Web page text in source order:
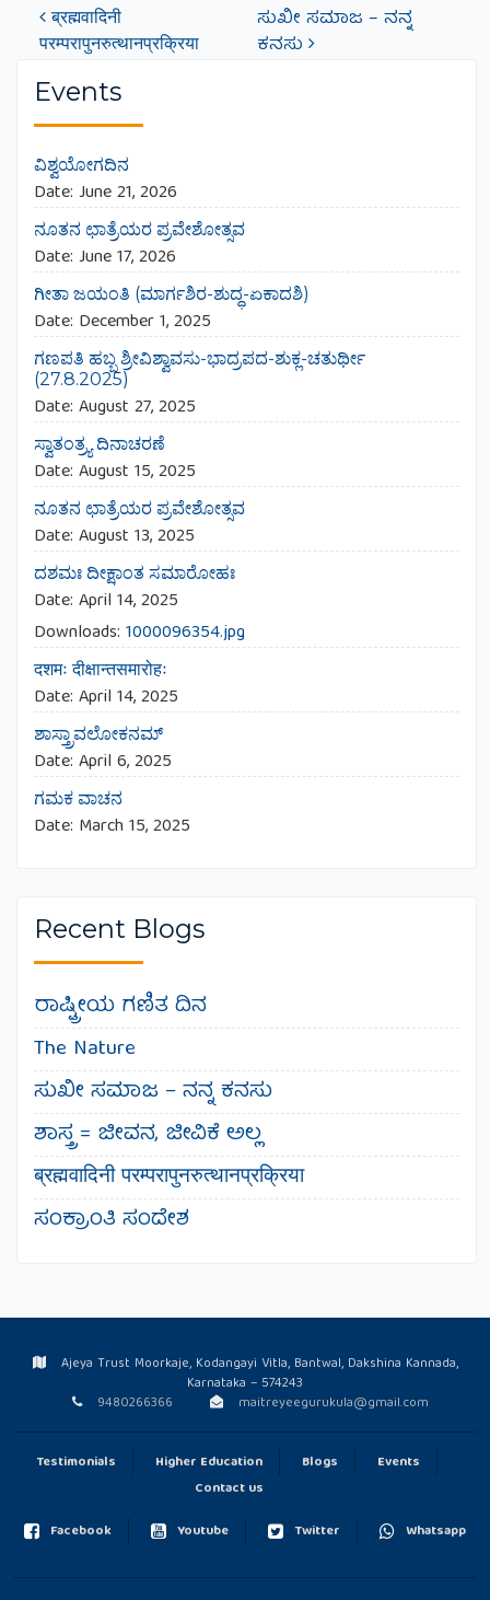
Post navigation
ब्रह्मवादिनी
परम्परापुनरुत्थानप्रक्रिया
ಸುಖೀ ಸಮಾಜ – ನನ್ನ
ಕನಸು
Events
ವಿಶ್ವಯೋಗದಿನ
Date: June 21, 2026
ನೂತನ ಛಾತ್ರೆಯರ ಪ್ರವೇಶೋತ್ಸವ
Date: June 17, 2026
ಗೀತಾ ಜಯಂತಿ (ಮಾರ್ಗಶಿರ-ಶುದ್ಧ-ಏಕಾದಶಿ)
Date: December 1, 2025
ಗಣಪತಿ ಹಬ್ಬ ಶ್ರೀವಿಶ್ವಾವಸು-ಭಾದ್ರಪದ-ಶುಕ್ಲ-ಚತುರ್ಥೀ
(27.8.2025)
Date: August 27, 2025
ಸ್ವಾತಂತ್ರ್ಯ ದಿನಾಚರಣೆ
Date: August 15, 2025
ನೂತನ ಛಾತ್ರೆಯರ ಪ್ರವೇಶೋತ್ಸವ
Date: August 13, 2025
ದಶಮಃ ದೀಕ್ಷಾಂತ ಸಮಾರೋಹಃ
Date: April 14, 2025
Downloads: 1000096354.jpg
दशमः दीक्षान्तसमारोहः
Date: April 14, 2025
ಶಾಸ್ತ್ರಾವಲೋಕನಮ್
Date: April 6, 2025
ಗಮಕ ವಾಚನ
Date: March 15, 2025
Recent Blogs
ರಾಷ್ಟ್ರೀಯ ಗಣಿತ ದಿನ
The Nature
ಸುಖೀ ಸಮಾಜ – ನನ್ನ ಕನಸು
ಶಾಸ್ತ್ರ = ಜೀವನ, ಜೀವಿಕೆ ಅಲ್ಲ
ब्रह्मवादिनी परम्परापुनरुत्थानप्रक्रिया
ಸಂಕ್ರಾಂತಿ ಸಂದೇಶ
Ajeya Trust Moorkaje, Kodangayi Vitla, Bantwal, Dakshina Kannada,
Karnataka – 574243
9480266366
maitreyeegurukula@gmail.com
Testimonials Higher Education Blogs
Events
Contact us
Facebook
Youtube Twitter Whatsapp